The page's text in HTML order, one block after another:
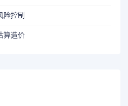
险控制
算造价